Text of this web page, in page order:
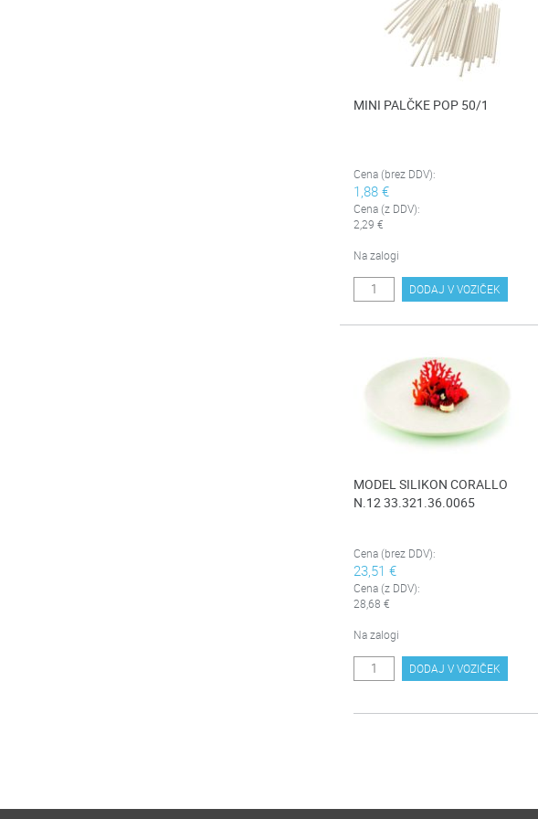
MINI PALČKE POP 50/1
Cena (brez DDV):
1,88 €
Cena (z DDV):
2,29 €
Na zalogi
DODAJ V VOZIČEK
MODEL SILIKON CORALLO
N.12 33.321.36.0065
Cena (brez DDV):
23,51 €
Cena (z DDV):
28,68 €
Na zalogi
DODAJ V VOZIČEK